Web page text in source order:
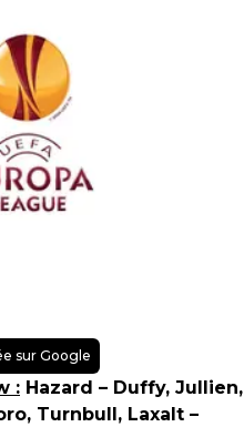
sur Google
: Hazard – Duffy,
Turnbull, Laxalt –